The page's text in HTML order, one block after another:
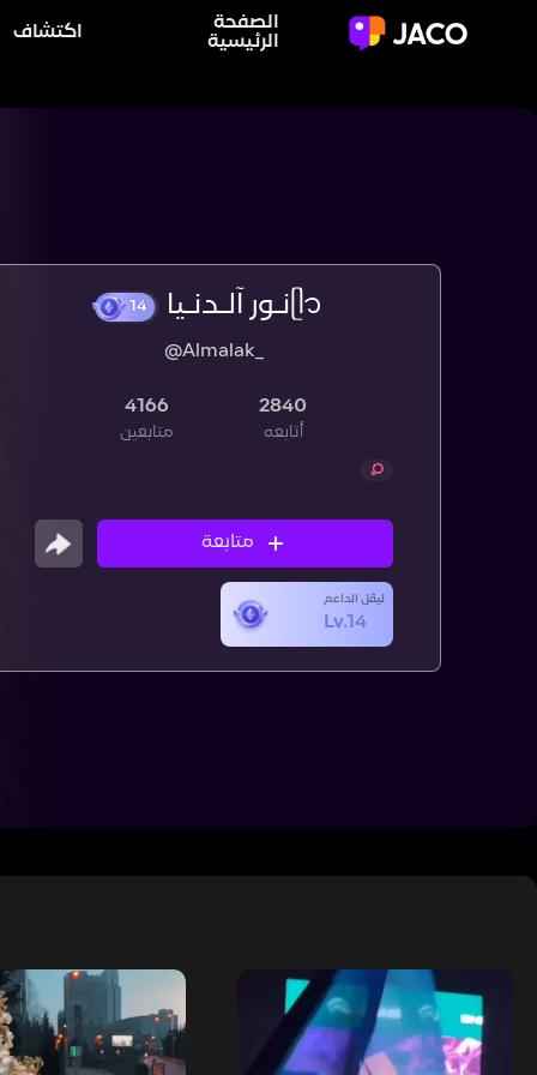
الصفحة
الرئيسية
اكتشاف
ᥫ᭡ ‎نـور آلـدنـيا
@Almalak_
2840
أتابعه
4166
متابعين
متابعة
ليڤل الداعم
Lv.14